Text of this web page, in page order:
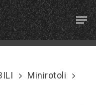
Minirotoli
Menu